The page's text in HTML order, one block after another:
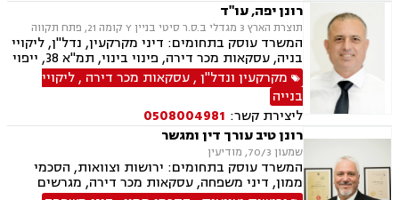
רונן יפה, עו"ד
תוצרת הארץ 3 מגדלי ב.ס.ר סיטי בניין Y קומה 21, פתח תקווה
המשרד עוסק בתחומים: דיני מקרקעין, נדל"ן, ליקויי
בניה, עסקאות מכר דירה, פינוי בינוי, תמ"א 38, ייפוי
כוח מתמשך, ירושות וצוואות, גישור, הסכמי ממון,
דיני חוזים, דיני תאגידים, אפוטרופסות, ליטיגציה,
משרד הפנים, סדר דין אזרחי וראיות, משפט אזרחי
מקרקעין ונדל"ן,עסקאות מכר דירה ,ליקויי
בנייה
ליצירת קשר: 0508004981
רונן טיב עורך דין ומגשר
שמעון 70/3, מודיעין
המשרד עוסק בתחומים: ירושות וצוואות, הסכמי
ממון, דיני משפחה, עסקאות מכר דירה, מגרשים